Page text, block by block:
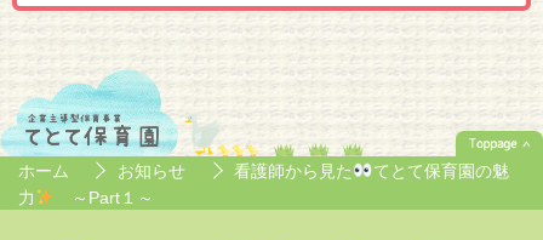
ホーム お知らせ 看護師から見た
てとて保育園の魅
力
～Part１～